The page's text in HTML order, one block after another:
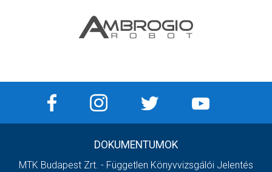
DOKUMENTUMOK
MTK Budapest Zrt. - Független Könyvvizsgálói Jelentés